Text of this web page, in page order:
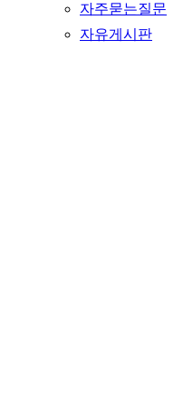
자주묻는질문
자유게시판